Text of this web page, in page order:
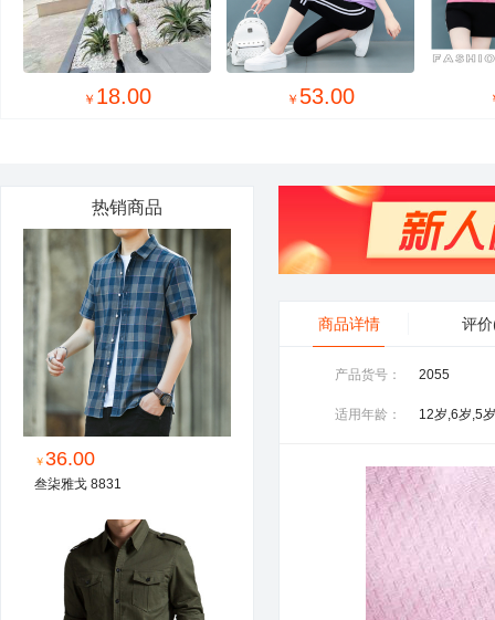
￥ 18.00 ￥ 53.00
热销商品
￥36.00
叁柒雅戈 8831
商品详情 评价
产品货号： 2055
适用年龄：